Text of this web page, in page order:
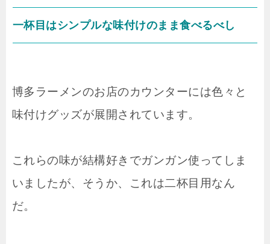
一杯目はシンプルな味付けのまま食べるべし
博多ラーメンのお店のカウンターには色々と
味付けグッズが展開されています。
これらの味が結構好きでガンガン使ってしま
いましたが、そうか、これは二杯目用なん
だ。